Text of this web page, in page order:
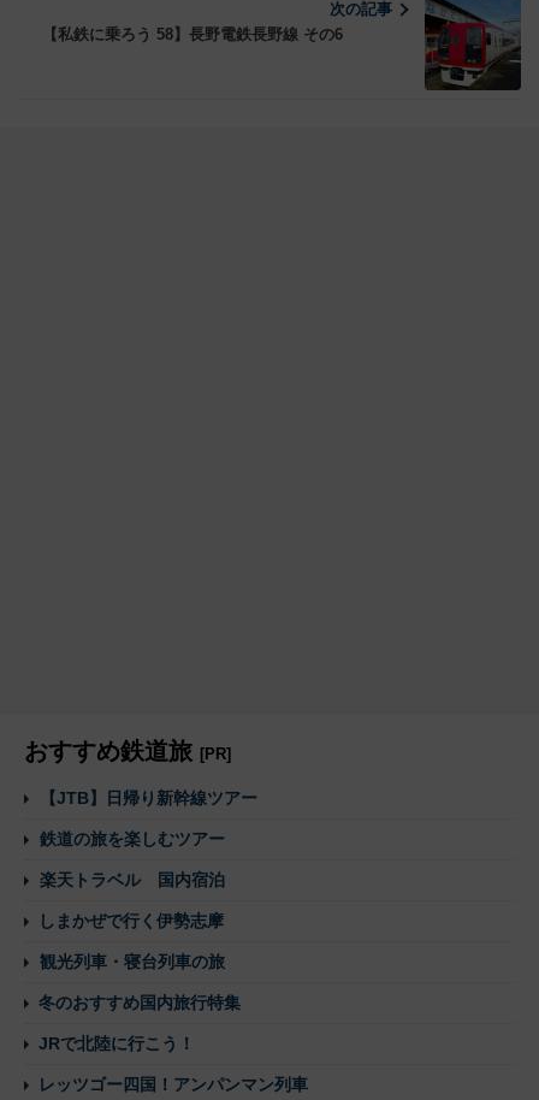
次の記事
【私鉄に乗ろう 58】長野電鉄長野線 その6
おすすめ鉄道旅 [PR]
【JTB】日帰り新幹線ツアー
鉄道の旅を楽しむツアー
楽天トラベル 国内宿泊
しまかぜで行く伊勢志摩
観光列車・寝台列車の旅
冬のおすすめ国内旅行特集
JRで北陸に行こう！
レッツゴー四国！アンパンマン列車